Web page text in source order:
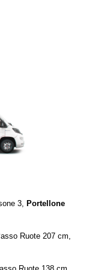
3, Portellone
Ruote 207 cm,